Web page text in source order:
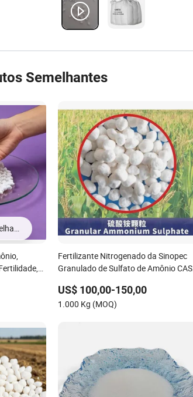
Semelhantes
Fertilizante Nitrogenado da Sinopec
Granulado de Sulfato de Amônio CAS
US$ 100,00-150,00
1.000 Kg (MOQ)